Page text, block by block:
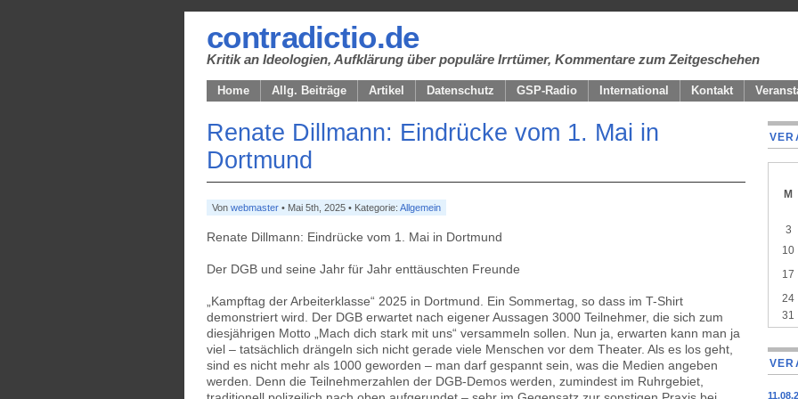
contradictio.de
Kritik an Ideologien, Aufklärung über populäre Irrtümer, Kommentare zum Zeitgeschehen
Home Allg. Beiträge Artikel Datenschutz GSP-Radio International Kontakt
Renate Dillmann: Eindrücke vom 1. Mai in
Dortmund
Von webmaster • Mai 5th, 2025 • Kategorie: Allgemein
Renate Dillmann: Eindrücke vom 1. Mai in Dortmund
Der DGB und seine Jahr für Jahr enttäuschten Freunde
„Kampftag der Arbeiterklasse“ 2025 in Dortmund. Ein Sommertag, so dass im T-Shirt
demonstriert wird. Der DGB erwartet nach eigener Aussagen 3000 Teilnehmer, die sich zum
diesjährigen Motto „Mach dich stark mit uns“ versammeln sollen. Nun ja, erwarten kann man ja
viel – tatsächlich drängeln sich nicht gerade viele Menschen vor dem Theater. Als es los geht,
sind es nicht mehr als 1000 geworden – man darf gespannt sein, was die Medien angeben
werden. Denn die Teilnehmerzahlen der DGB-Demos werden, zumindest im Ruhrgebiet,
M
3
10
17
24
31